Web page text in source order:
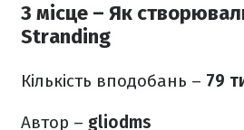
3 місце – Як
Stranding
Кількість вподобань – 79
Автор – gliodms